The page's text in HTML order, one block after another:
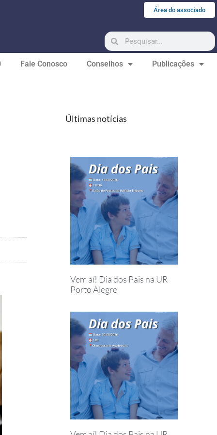
Área do associado
Fale Conosco Conselhos Publicações
Últimas notícias
Vem aí! Dia dos Pais na UR
Porto Alegre